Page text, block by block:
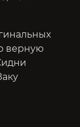
верную